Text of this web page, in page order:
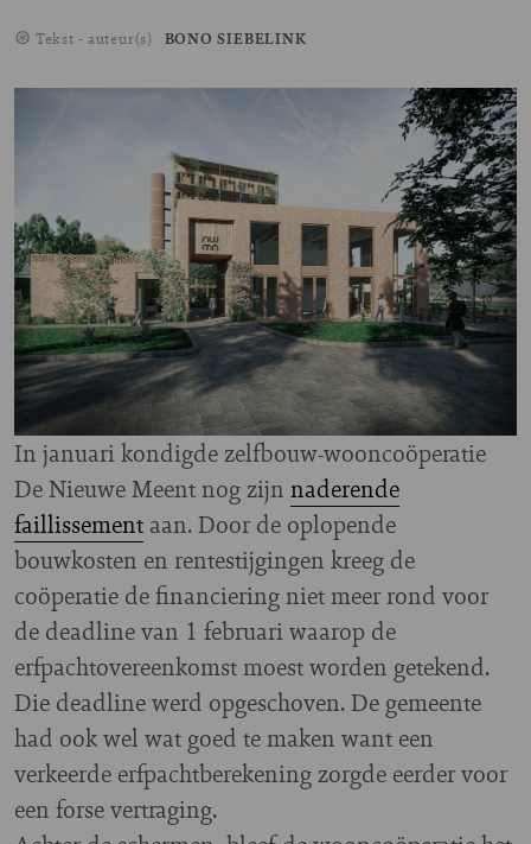
Tekst - auteur(s) BONO SIEBELINK
In januari kondigde zelfbouw-wooncoöperatie
De Nieuwe Meent nog zijn naderende
faillissement aan. Door de oplopende
bouwkosten en rentestijgingen kreeg de
coöperatie de financiering niet meer rond voor
de deadline van 1 februari waarop de
erfpachtovereenkomst moest worden getekend.
Die deadline werd opgeschoven. De gemeente
had ook wel wat goed te maken want een
verkeerde erfpachtberekening zorgde eerder voor
een forse vertraging.